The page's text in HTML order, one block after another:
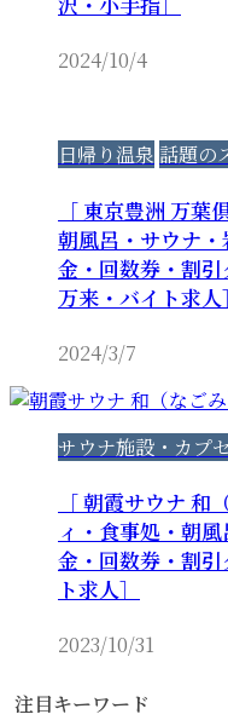
2024/10/4
日帰り温泉 話題の
［ 東京豊洲 万葉
朝風呂・サウナ
金・回数券・割
万来・バイト求
2024/3/7
サウナ施設・カプ
［ 朝霞サウナ
ィ・食事処・朝
金・回数券・割
ト求人］
2023/10/31
注目キーワード